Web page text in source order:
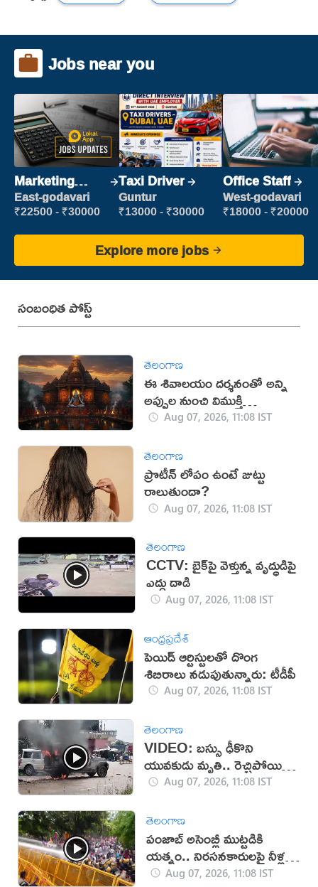
Jobs near you
Marketing
Executive
East-godavari
₹22500 - ₹30000
Taxi Driver
Guntur
₹13000 - ₹30000
Office Staff
West-godavari
₹18000 - ₹20000
Explore more jobs
సంబంధిత పోస్ట్
తెలంగాణ
ఈ శివాలయం దర్శనంతో అన్ని
అప్పుల నుంచి విముక్తి
లభిస్తుందట!
Aug 07, 2026, 11:08 IST
తెలంగాణ
ప్రొటీన్ లోపం ఉంటే జుట్టు
రాలుతుందా?
Aug 07, 2026, 11:08 IST
తెలంగాణ
CCTV: బైక్‌పై వెళ్తున్న వృద్ధుడిపై
ఎద్దు దాడి
Aug 07, 2026, 11:08 IST
ఆంధ్రప్రదేశ్
పెయిడ్ ఆర్టిస్టులతో దొంగ
శిబిరాలు నడుపుతున్నారు: టీడీపీ
Aug 07, 2026, 11:08 IST
తెలంగాణ
VIDEO: బస్సు ఢీకొని
యువకుడు మృతి.. రెచ్చిపోయిన
స్థానికులు!
Aug 07, 2026, 11:08 IST
తెలంగాణ
పంజాబ్ అసెంబ్లీ ముట్టడికి
యత్నం.. నిరసనకారులపై నీళ్ల
ఫిరంగులు!
Aug 07, 2026, 11:08 IST